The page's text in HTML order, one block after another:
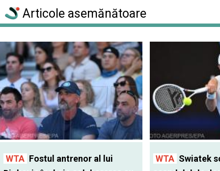
Articole asemănătoare
WTA Fostul antrenor al lui
WTA Swiatek